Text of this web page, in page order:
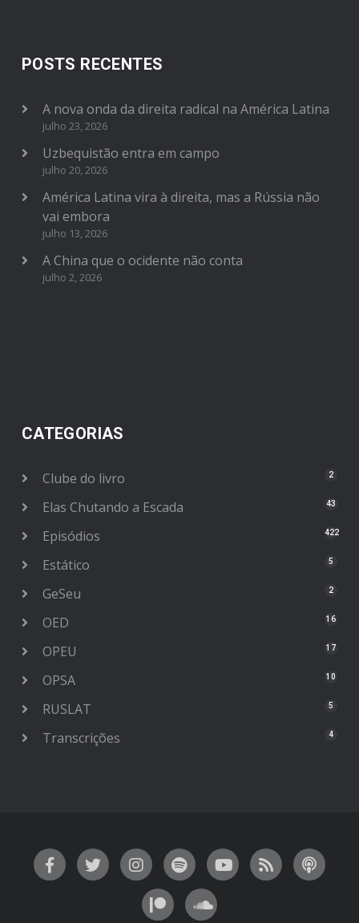
POSTS RECENTES
A nova onda da direita radical na América Latina
julho 23, 2026
Uzbequistão entra em campo
julho 20, 2026
América Latina vira à direita, mas a Rússia não
vai embora
julho 13, 2026
A China que o ocidente não conta
julho 2, 2026
CATEGORIAS
Clube do livro 2
Elas Chutando a Escada 43
Episódios 422
Estático 5
GeSeu 2
OED 16
OPEU 17
OPSA 10
RUSLAT 5
Transcrições 4